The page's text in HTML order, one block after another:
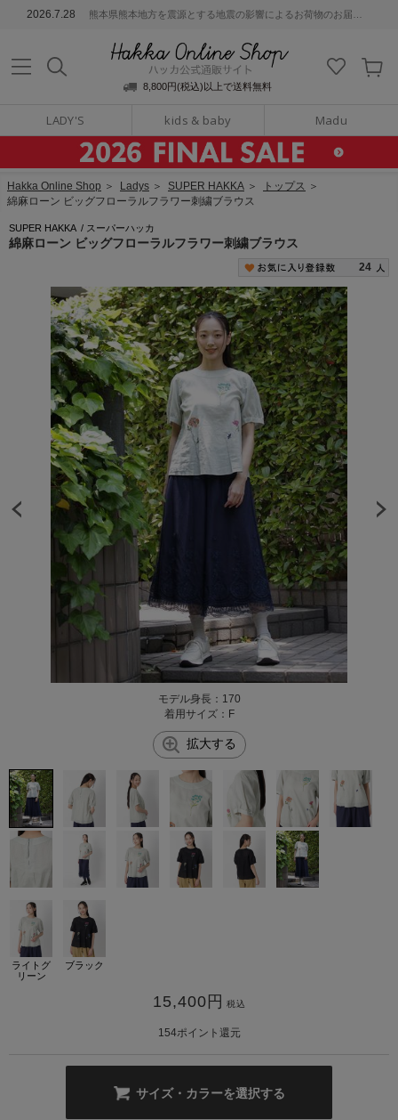
2026.7.28 熊本県熊本地方を震源とする地震の影響によるお荷物のお届けについて
8,800円(税込)以上で送料無料
LADY'S kids & baby Madu
通販サイト
販サイト
Hakka Online Shop ＞ Ladys ＞ SUPER HAKKA ＞ トップス ＞
綿麻ローン ビッグフローラルフラワー刺繍ブラウス
SUPER HAKKA/ スーパーハッカ
綿麻ローン ビッグフローラルフラワー刺繍ブラウス
24
モデル身長：170
着用サイズ：F
拡大する
ライトグ
リーン
ブラック
15,400 円 税込
154ポイント還元
サイズ・カラーを選択する